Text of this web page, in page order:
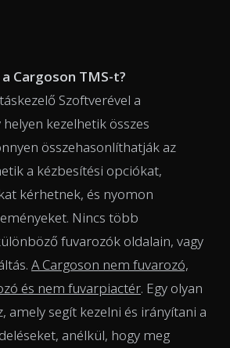
Cargoson TMS-t?
Szoftverével a
kezelhetik összes
összehasonlíthatják az
a kézbesítési opciókat,
kérhetnek, és nyomon
Nincs több
fuvarozók oldalain, vagy
A Cargoson nem fuvarozó,
és nem fuvarpiactér. Egy olyan
amely segít kezelni és irányítani a
anélkül, hogy meg